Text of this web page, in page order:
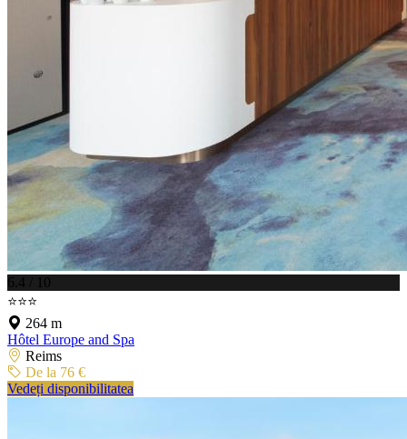
6.4 / 10
⭐⭐⭐
264 m
Hôtel Europe and Spa
Reims
De la 76 €
Vedeți disponibilitatea